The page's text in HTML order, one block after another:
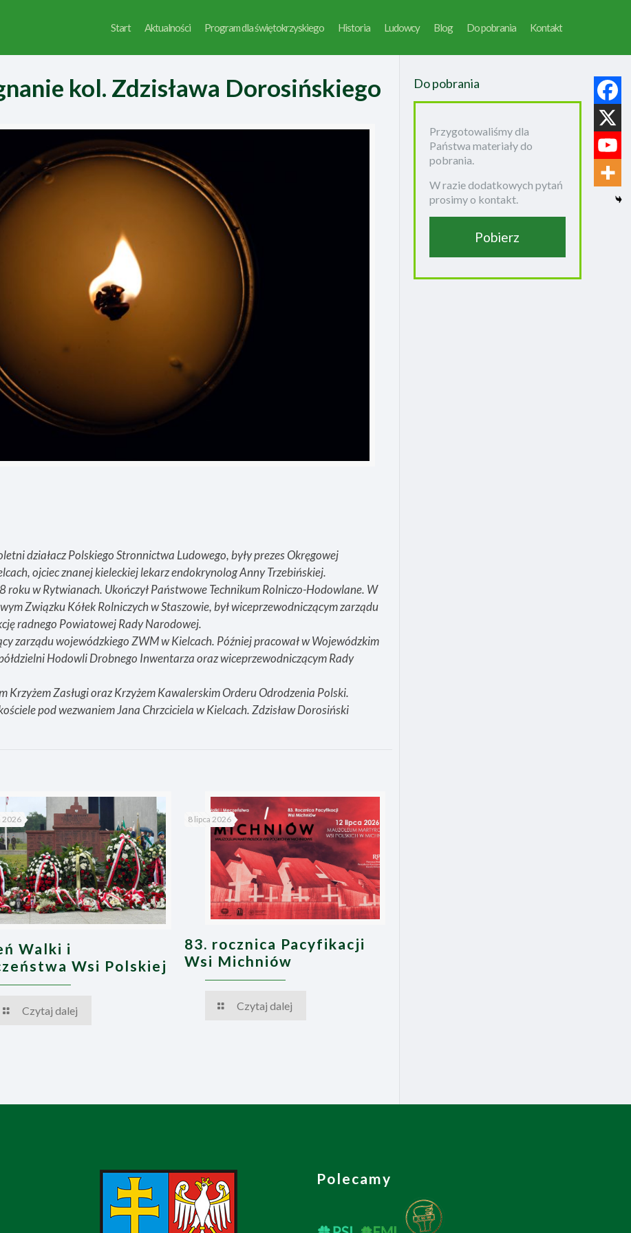
Start Aktualności Program dla świętokrzyskiego Historia Ludowcy Blog Do pobrania Kontakt
kol. Zdzisława Dorosińskiego
działacz Polskiego Stronnictwa Ludowego, były prezes Okręgowej
ojciec znanej kieleckiej lekarz endokrynolog Anny Trzebińskiej.
roku w Rytwianach. Ukończył Państwowe Technikum Rolniczo-Hodowlane. W
Związku Kółek Rolniczych w Staszowie, był wiceprzewodniczącym zarządu
radnego Powiatowej Rady Narodowej.
zarządu wojewódzkiego ZWM w Kielcach. Później pracował w Wojewódzkim
Hodowli Drobnego Inwentarza oraz wiceprzewodniczącym Rady
Krzyżem Zasługi oraz Krzyżem Kawalerskim Orderu Odrodzenia Polski.
pod wezwaniem Jana Chrzciciela w Kielcach. Zdzisław Dorosiński
2026
Walki i
Wsi Polskiej
Czytaj dalej
8 lipca 2026
83. rocznica Pacyfikacji
Wsi Michniów
Czytaj dalej
Do pobrania
Przygotowaliśmy dla
Państwa materiały do
pobrania.
W razie dodatkowych pytań
prosimy o kontakt.
Pobierz
Polecamy